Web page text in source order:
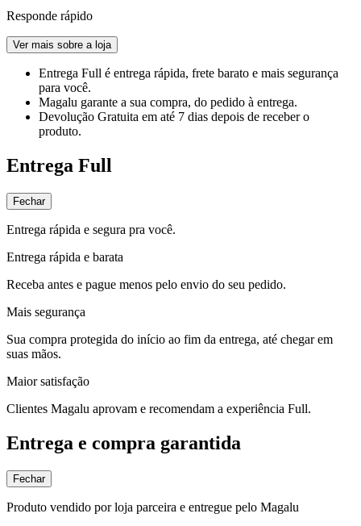
Responde rápido
Ver mais sobre a loja
Entrega Full é entrega rápida, frete barato e mais segurança
para você.
Magalu garante a sua compra, do pedido à entrega.
Devolução Gratuita em até 7 dias depois de receber o
produto.
Entrega Full
Fechar
Entrega rápida e segura pra você.
Entrega rápida e barata
Receba antes e pague menos pelo envio do seu pedido.
Mais segurança
Sua compra protegida do início ao fim da entrega, até chegar em
suas mãos.
Maior satisfação
Clientes Magalu aprovam e recomendam a experiência Full.
Entrega e compra garantida
Fechar
Produto vendido por loja parceira e entregue pelo Magalu